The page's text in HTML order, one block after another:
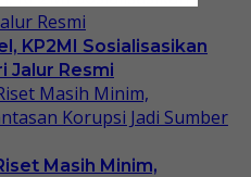
KP2MI Sosialisasikan
Jalur Resmi
Masih Minim,